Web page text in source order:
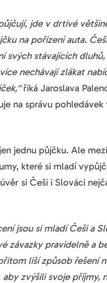
jde v drtivé
na pořízení auta.
svých stávajících
nechávají zlákat
říká Jaroslava
na správu
jednu půjčku. Ale
které si mladí
si Češi i Slováci
jsou si mladí Češi a
závazky pravidelně a
liší způsob řešení
zvýšili svoje příjmy,